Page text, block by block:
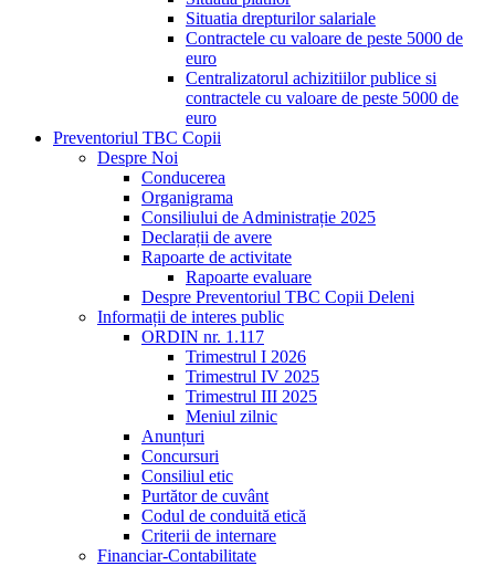
Situatia drepturilor salariale
Contractele cu valoare de peste 5000 de
euro
Centralizatorul achizitiilor publice si
contractele cu valoare de peste 5000 de
euro
Preventoriul TBC Copii
Despre Noi
Conducerea
Organigrama
Consiliului de Administrație 2025
Declarații de avere
Rapoarte de activitate
Rapoarte evaluare
Despre Preventoriul TBC Copii Deleni
Informații de interes public
ORDIN nr. 1.117
Trimestrul I 2026
Trimestrul IV 2025
Trimestrul III 2025
Meniul zilnic
Anunțuri
Concursuri
Consiliul etic
Purtător de cuvânt
Codul de conduită etică
Criterii de internare
Financiar-Contabilitate